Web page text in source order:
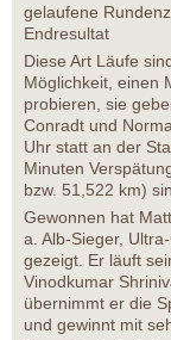
gelaufene
Endresultat
Diese Art Läufe
Möglichkeit, einen
probieren, sie
Conradt und
Uhr statt an der
Minuten
bzw. 51,522 km)
Gewonnen hat
a. Alb-Sieger,
gezeigt. Er läuft
Vinodkumar
übernimmt er die
und gewinnt mit